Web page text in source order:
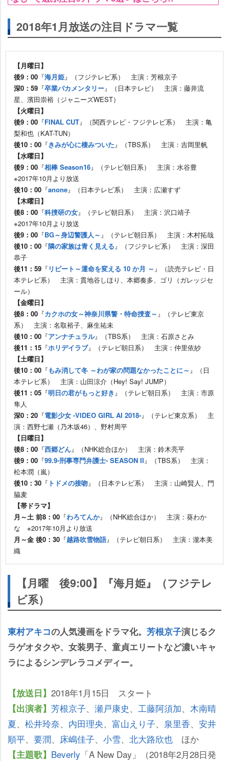
2018年1月放送の注目ドラマ一覧
【月曜日】
後9：00 『海月姫』（フジテレビ系） 主演：芳根京子
深0：59 『卒業バカメンタリー』（日本テレビ） 主演：藤井流
星、濱田崇裕（ジャニーズWEST）
【火曜日】
後9：00 『FINAL CUT』（関西テレビ・フジテレビ系） 主演：亀
梨和也（KAT-TUN）
後10：00 『きみが心に棲みついた』（TBS系） 主演：吉岡里帆
【水曜日】
後9：00 『相棒 Season16』（テレビ朝日系） 主演：水谷豊
※2017年10月より放送
後10：00 『anone』（日本テレビ系） 主演：広瀬すず
【木曜日】
後8：00 『科捜研の女』（テレビ朝日系） 主演：沢口靖子
※2017年10月より放送
後9：00 『BG～身辺警護人～』（テレビ朝日系） 主演：木村拓哉
後10：00 『隣の家族は青く見える』（フジテレビ系） 主演：深田
恭子
後11：59 『 リピート～運命を変える 10 か月 ～』（読売テレビ・日
本テレビ系） 主演：貫地谷しほり、本郷奏多、ゴリ（ガレッジセ
ール）
【金曜日】
後8：00 『カクホの女～神奈川県警・特命捜査～』（テレビ東京
系） 主演：名取裕子、麻生祐未
後10：00 『アンナチュラル』（TBS系） 主演：石原さとみ
後11：15 『ホリデイラブ』（テレビ朝日系） 主演：仲里依紗
【土曜日】
後10：00 『もみ消して冬 ～わが家の問題なかったことに～』（日
本テレビ系） 主演：山田涼介（Hey! Say! JUMP）
後11：05 『明日の君がもっと好き』（テレビ朝日系） 主演：市原
隼人
深0：20 『電影少女 -VIDEO GIRL AI 2018-』（テレビ東京系） 主
演：西野七瀬（乃木坂46）、野村周平
【日曜日】
後8：00 『西郷どん』（NHK総合ほか） 主演：鈴木亮平
後9：00 『99.9-刑事専門弁護士- SEASON II』（TBS系） 主演：
松本潤（嵐）
後10：30 『 トドメの接吻』（日本テレビ系） 主演：山崎賢人、門
脇麦
【帯ドラマ】
月～土 前8：00 『わろてんか』（NHK総合ほか） 主演：葵わか
な ※2017年10月より放送
月～金 後0：30 『越路吹雪物語』（テレビ朝日系） 主演：瀧本美
織
【月曜 後9:00】『海月姫』（フジテレ
ビ系）
東村アキコの人気漫画をドラマ化。 芳根京子演じるク
ラゲオタクや、女装男子、童貞エリートなど濃いキャ
ラによるシンデレラコメディー。
【放送日】 2018年1月15日 スタート
【出演者】 芳根京子、 瀬戸康史、 工藤阿須加、 木南晴
夏、 松井玲奈、 内田理央、 富山えり子、 泉里香、 安井
順平、 要潤、 床嶋佳子、 小雪、 北大路欣也 ほか
【主題歌】 Beverly 「A New Day」（2018年2月28日発